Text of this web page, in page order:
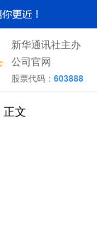
新华通讯社主办
公司官网
股票代码： 603888
正文